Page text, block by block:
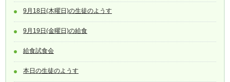
9月18日(木曜日)の生徒のようす
9月19日(金曜日)の給食
給食試食会
本日の生徒のようす